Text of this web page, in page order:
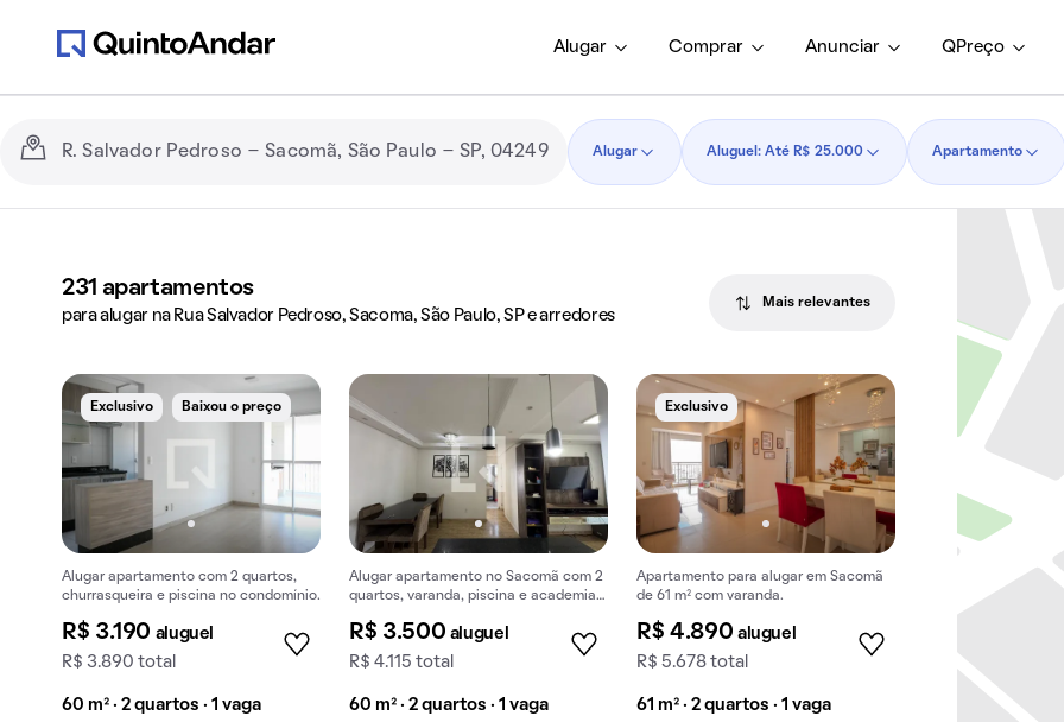
Alugar Comprar Anunciar QPreço
Alugar Aluguel: Até R$ 25.000 Apartamento
231 apartamentos
para alugar na Rua Salvador Pedroso, Sacoma, São Paulo, SP e arredores
Mais relevantes
Exclusivo Baixou o preço
Alugar apartamento com 2 quartos,
churrasqueira e piscina no condomínio.
R$ 3.190 aluguel
R$ 3.890 total
60 m² · 2 quartos · 1 vaga
Alugar apartamento no Sacomã com 2
quartos, varanda, piscina e academia
R$ 3.500 aluguel
R$ 4.115 total
60 m² · 2 quartos · 1 vaga
Exclusivo
Apartamento para alugar em Sacomã
de 61 m² com varanda.
R$ 4.890 aluguel
R$ 5.678 total
61 m² · 2 quartos · 1 vaga